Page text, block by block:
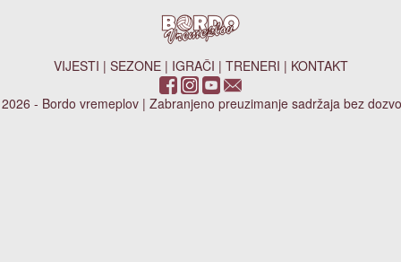
VIJESTI | SEZONE| IGRAČI | TRENERI | KONTAKT
- Bordo vremeplov | Zabranjeno preuzimanje sadržaja bez